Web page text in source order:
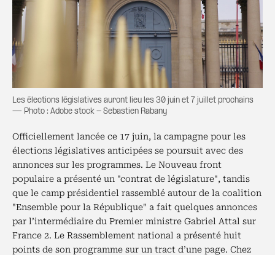
Les élections législatives auront lieu les 30 juin et 7 juillet prochains
— Photo : Adobe stock - Sebastien Rabany
Officiellement lancée ce 17 juin, la campagne pour les
élections législatives anticipées se poursuit avec des
annonces sur les programmes. Le Nouveau front
populaire a présenté un "contrat de législature", tandis
que le camp présidentiel rassemblé autour de la coalition
"Ensemble pour la République" a fait quelques annonces
par l’intermédiaire du Premier ministre Gabriel Attal sur
France 2. Le Rassemblement national a présenté huit
points de son programme sur un tract d’une page. Chez